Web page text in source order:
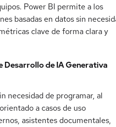
Power BI permite a los
basadas en datos sin
clave de forma clara y
de IA Generativa
necesidad de programar, al
a casos de uso
asistentes documentales,